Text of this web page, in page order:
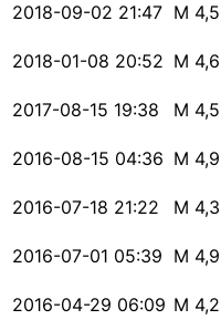
2018-09-02 21:47 M 4,5
2018-01-08 20:52 M 4,6
2017-08-15 19:38 M 4,5
2016-08-15 04:36 M 4,9
2016-07-18 21:22 M 4,3
2016-07-01 05:39 M 4,9
2016-04-29 06:09 M 4,2